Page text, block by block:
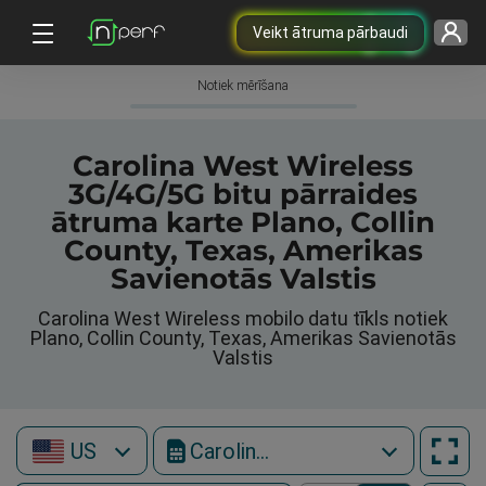
Veikt ātruma pārbaudi
Notiek mērīšana
Carolina West Wireless
3G/4G/5G bitu pārraides
ātruma karte Plano, Collin
County, Texas, Amerikas
Savienotās Valstis
Carolina West Wireless mobilo datu tīkls notiek
Plano, Collin County, Texas, Amerikas Savienotās
Valstis
US Carolina West Wireless